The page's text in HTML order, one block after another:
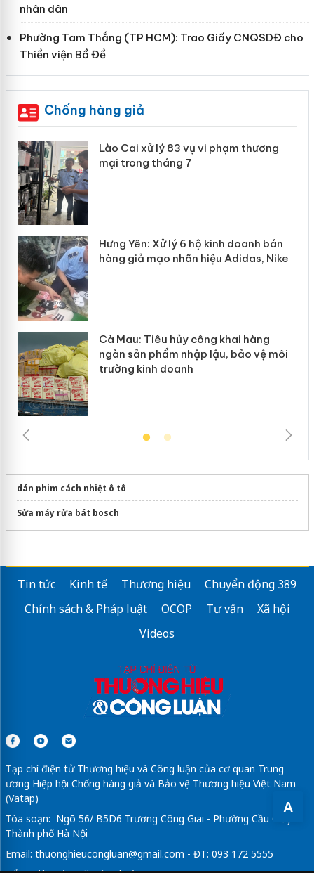
A
nhân dân
Phường Tam Thắng (TP HCM): Trao Giấy CNQSDĐ cho
Thiền viện Bồ Đề
Chống hàng giả
Lào Cai xử lý 83 vụ vi phạm thương
mại trong tháng 7
Hưng Yên: Xử lý 6 hộ kinh doanh bán
hàng giả mạo nhãn hiệu Adidas, Nike
Cà Mau: Tiêu hủy công khai hàng
ngàn sản phẩm nhập lậu, bảo vệ môi
trường kinh doanh
dán phim cách nhiệt ô tô
Sửa máy rửa bát bosch
Tin tức Kinh tế Thương hiệu
Chuyển động 389
Chính sách & Pháp luật
OCOP Tư vấn
Xã hội
Videos
Tạp chí điện tử Thương hiệu và Công luận của cơ quan Trung
ương Hiệp hội Chống hàng giả và Bảo vệ Thương hiệu Việt Nam
(Vatap)
Tòa soạn: Ngõ 56/ B5D6 Trương Công Giai - Phường Cầu Giấy -
Thành phố Hà Nội
Email: thuonghieucongluan@gmail.com - ĐT: 093 172 5555